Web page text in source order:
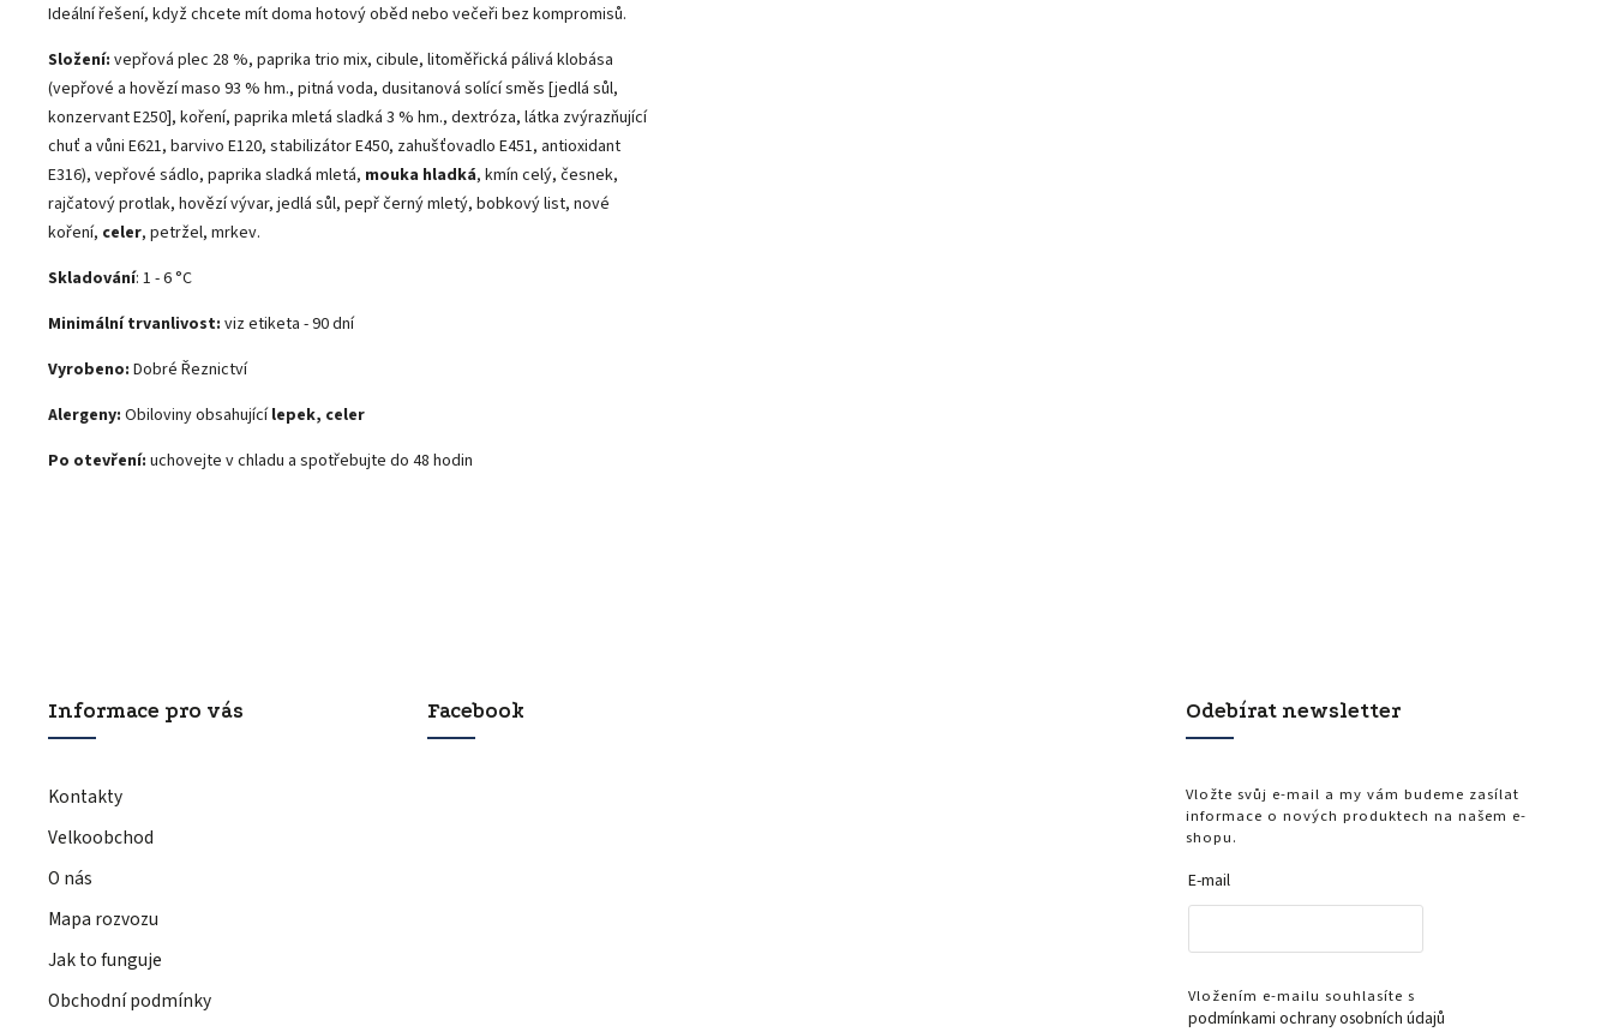
Ideální řešení, když chcete mít doma hotový oběd nebo večeři bez kompromisů.
Složení: vepřová plec 28 %, paprika trio mix, cibule, litoměřická pálivá klobása
(vepřové a hovězí maso 93 % hm., pitná voda, dusitanová solící směs [jedlá sůl,
konzervant E250], koření, paprika mletá sladká 3 % hm., dextróza, látka zvýrazňující
chuť a vůni E621, barvivo E120, stabilizátor E450, zahušťovadlo E451, antioxidant
E316), vepřové sádlo, paprika sladká mletá, mouka hladká, kmín celý, česnek,
rajčatový protlak, hovězí vývar, jedlá sůl, pepř černý mletý, bobkový list, nové
koření, celer, petržel, mrkev.
Skladování: 1 - 6 °C
Minimální trvanlivost: viz etiketa - 90 dní
Vyrobeno: Dobré Řeznictví
Alergeny: Obiloviny obsahujícílepek, celer
Po otevření: uchovejte v chladu a spotřebujte do 48 hodin
Informace pro vás
Kontakty
Velkoobchod
O nás
Mapa rozvozu
Jak to funguje
Obchodní podmínky
Facebook Odebírat newsletter
Vložte svůj e-mail a my vám budeme zasílat
informace o nových produktech na našem e-
shopu.
E-mail
Vložením e-mailu souhlasíte s
podmínkami ochrany osobních údajů